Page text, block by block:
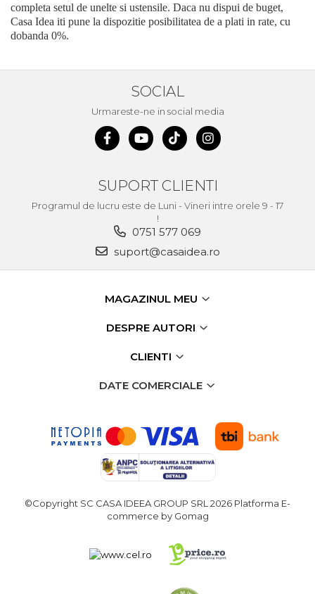
completa setul de unelte si ustensile. Daca nu dispui de buget,
Casa Idea iti pune la dispozitie posibilitatea de a plati in rate, cu
dobanda 0%.
SOCIAL
Urmareste-ne in social media
SUPORT CLIENTI
Programul de lucru este de Luni - Vineri intre orele 9 - 17
!
0751 577 069
suport@casaidea.ro
MAGAZINUL MEU
DESPRE AUTORI
CLIENTI
DATE COMERCIALE
©Copyright SC CASA IDEEA GROUP SRL 2026 Platforma E-
commerce by Gomag